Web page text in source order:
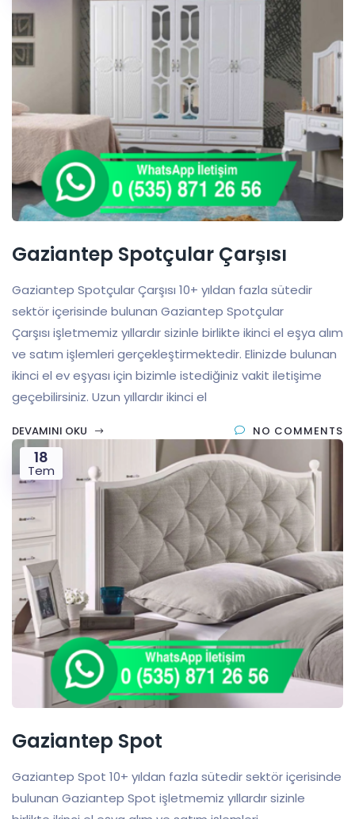
Gaziantep Spotçular Çarşısı
Gaziantep Spotçular Çarşısı 10+ yıldan fazla sütedir
sektör içerisinde bulunan Gaziantep Spotçular
Çarşısı işletmemiz yıllardır sizinle birlikte ikinci el eşya alım
ve satım işlemleri gerçekleştirmektedir. Elinizde bulunan
ikinci el ev eşyası için bizimle istediğiniz vakit iletişime
geçebilirsiniz. Uzun yıllardır ikinci el
DEVAMINI OKU NO COMMENTS
18
Tem
Gaziantep Spot
Gaziantep Spot 10+ yıldan fazla sütedir sektör içerisinde
bulunan Gaziantep Spot işletmemiz yıllardır sizinle